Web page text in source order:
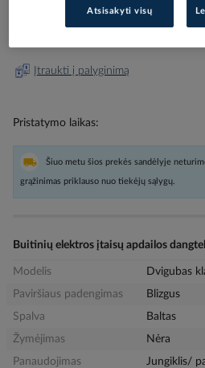
Įtraukti į palyginimą
Pristatymo laikas
Šiuo metu šios prekės sandėlyje
grąžinimas priklauso nuo tiekėjų sąlygų.
Buitinių elektros įtaisų apdailos
Modelis
Dvigubas
Paviršiaus padengimas
Blizgus
Spalva
Baltas
Žymėjimas
Nėra
Panaudojimas
Jungiklis/
Atsisakyti visų